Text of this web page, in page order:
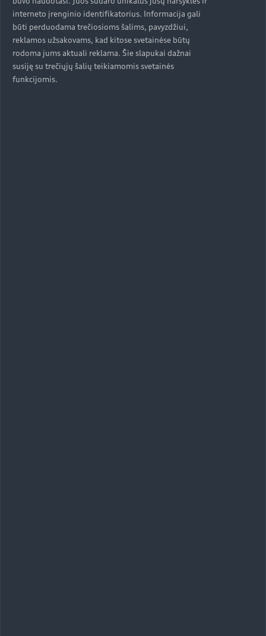
interneto įrenginio identifikatorius. Informacija gali
būti perduodama trečiosioms šalims, pavyzdžiui,
reklamos užsakovams, kad kitose svetainėse būtų
rodoma jums aktuali reklama. Šie slapukai dažnai
susiję su trečiųjų šalių teikiamomis svetainės
funkcijomis.